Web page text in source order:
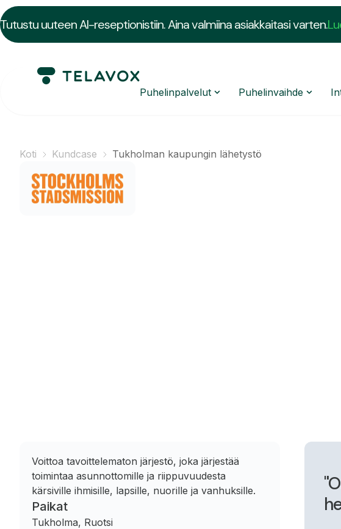
Tutustu uuteen AI-reseptionistiin. Aina valmiina asiakkaitasi varten.
Puhelinpalvelut Puhelinvaihde
Koti Kundcase Tukholman kaupungin lähetystö
Voittoa tavoittelematon järjestö, joka järjestää
toimintaa asunnottomille ja riippuvuudesta
kärsiville ihmisille, lapsille, nuorille ja vanhuksille.
Paikat
Tukholma, Ruotsi